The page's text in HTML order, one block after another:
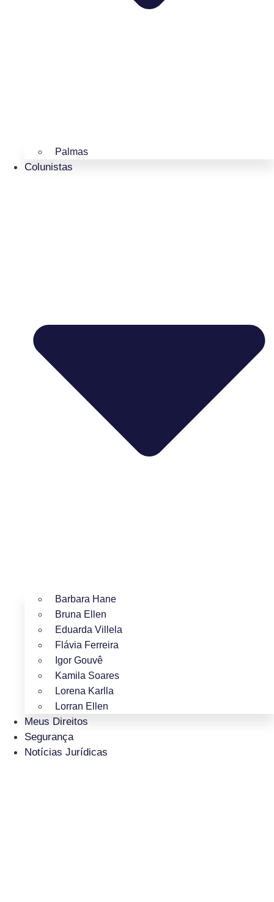
Palmas
Colunistas
Barbara Hane
Bruna Ellen
Eduarda Villela
Flávia Ferreira
Igor Gouvê
Kamila Soares
Lorena Karlla
Lorran Ellen
Meus Direitos
Segurança
Notícias Jurídicas